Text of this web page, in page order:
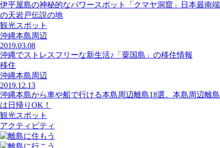
伊平屋島の神秘的なパワースポット「クマヤ洞窟」日本最南端
の天岩戸伝説の地
観光スポット
沖縄本島周辺
2019.03.08
沖縄でストレスフリーな新生活♪「粟国島」の移住情報
移住
沖縄本島周辺
2019.12.13
沖縄本島から車や船で行ける本島周辺離島18選。本島周辺離島
は日帰りOK！
観光スポット
アクティビティ